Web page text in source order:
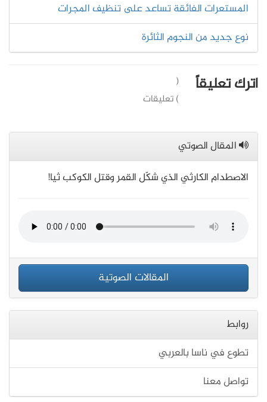
المستعرات الفائقة تساعد على تنظيف المجرات
نوع جديد من النجوم الثائرة
اترك تعليقاً
(
) تعليقات
المقال الصوتي
الاصطدام الكارثي الذي شكّل القمر وقتل الكوكب ثيا!
المقالات الصوتية
روابط
تطوع في ناسا بالعربي
تواصل معنا